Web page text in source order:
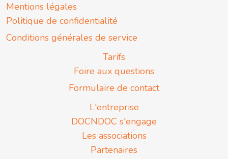
Mentions légales
Politique de confidentialité
Conditions générales de service
Tarifs
Foire aux questions
Formulaire de contact
L'entreprise
DOCNDOC s'engage
Les associations
Partenaires